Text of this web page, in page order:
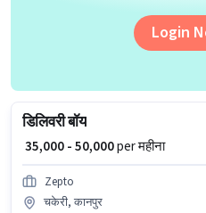
Login
डिलिवरी बॉय
₹ 35,000 - 50,000per महीना
Zepto
चकेरी, कानपुर